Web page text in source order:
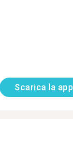
Scarica la app